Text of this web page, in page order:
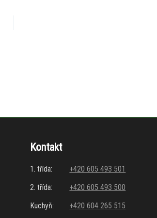
Kontakt
1. třída:
+420 605 493 501
2. třída:
+420 605 493 500
Kuchyň:
+420 604 265 515